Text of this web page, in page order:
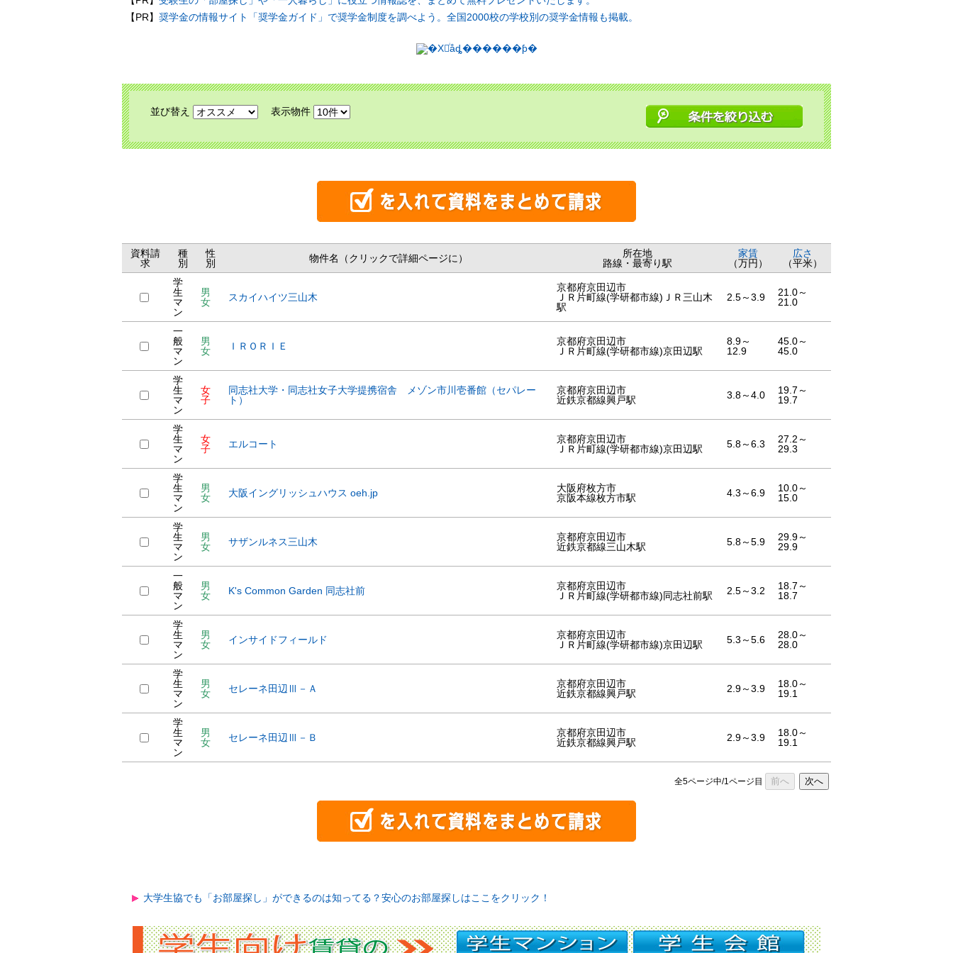
【PR】 奨学金の情報サイト「奨学金ガイド」で奨学金制度を調べよう。全国2000校の学校別の奨学金情報も掲載。
並び替え 表示物件
資料請
求
種
別
性
別
物件名（クリックで詳細ページに）
所在地
路線・最寄り駅
家賃
（万円）
広さ
（平米）
学
生
マ
ン
男
女
スカイハイツ三山木
京都府京田辺市
ＪＲ片町線(学研都市線)ＪＲ三山木
駅
2.5～3.9
21.0～
21.0
一
般
マ
ン
男
女
ＩＲＯＲＩＥ
京都府京田辺市
ＪＲ片町線(学研都市線)京田辺駅
8.9～
12.9
45.0～
45.0
学
生
マ
ン
女
子
同志社大学・同志社女子大学提携宿舎 メゾン市川壱番館（セパレー
ト）
京都府京田辺市
近鉄京都線興戸駅
3.8～4.0
19.7～
19.7
学
生
マ
ン
女
子
エルコート
京都府京田辺市
ＪＲ片町線(学研都市線)京田辺駅
5.8～6.3
27.2～
29.3
学
生
マ
ン
男
女
大阪イングリッシュハウス oeh.jp
大阪府枚方市
京阪本線枚方市駅
4.3～6.9
10.0～
15.0
学
生
マ
ン
男
女
サザンルネス三山木
京都府京田辺市
近鉄京都線三山木駅
5.8～5.9
29.9～
29.9
一
般
マ
ン
男
女
K's Common Garden 同志社前
京都府京田辺市
ＪＲ片町線(学研都市線)同志社前駅
2.5～3.2
18.7～
18.7
学
生
マ
ン
男
女
インサイドフィールド
京都府京田辺市
ＪＲ片町線(学研都市線)京田辺駅
5.3～5.6
28.0～
28.0
学
生
マ
ン
男
女
セレーネ田辺Ⅲ－Ａ
京都府京田辺市
近鉄京都線興戸駅
2.9～3.9
18.0～
19.1
学
生
マ
ン
男
女
セレーネ田辺Ⅲ－Ｂ
京都府京田辺市
近鉄京都線興戸駅
2.9～3.9
18.0～
19.1
全5ページ中/1ページ目 前へ 次へ
大学生協でも「お部屋探し」ができるのは知ってる？安心のお部屋探しはここをクリック！